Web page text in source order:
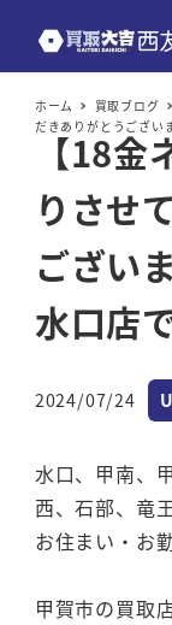
ホーム 買取ブログ
だきありがとうござい
【18
りさせ
ござい
水口店
投稿日
2024/07/24
水口、甲南、
西、石部、竜
お住まい・お
甲賀市の買取